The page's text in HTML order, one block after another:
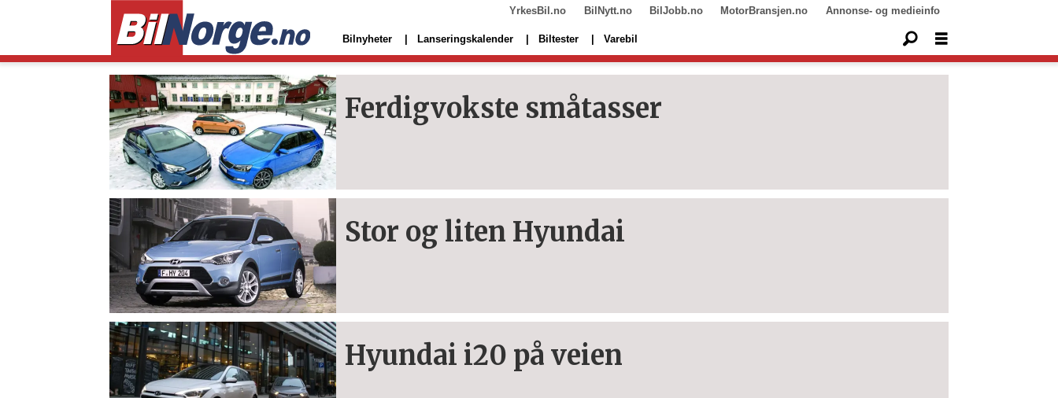
YrkesBil.no BilNytt.no BilJobb.no MotorBransjen.no Annonse- og medieinfo
Bilnyheter Lanseringskalender Biltester Varebil
Ferdigvokste småtasser
Stor og liten Hyundai
Hyundai i20 på veien